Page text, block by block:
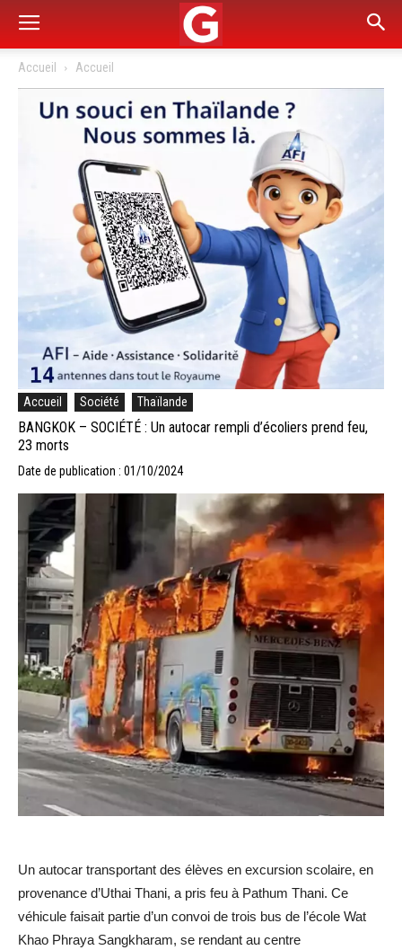
Accueil Accueil
Accueil Société Thaïlande
BANGKOK – SOCIÉTÉ : Un autocar rempli d’écoliers prend feu,
23 morts
Date de publication : 01/10/2024
Un autocar transportant des élèves en excursion scolaire, en
provenance d’Uthai Thani, a pris feu à Pathum Thani. Ce
véhicule faisait partie d’un convoi de trois bus de l’école Wat
Khao Phraya Sangkharam, se rendant au centre